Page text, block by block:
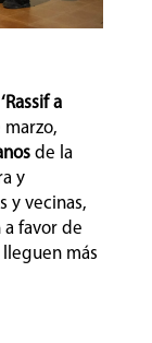
a
de la
y
y vecinas,
a favor de
más